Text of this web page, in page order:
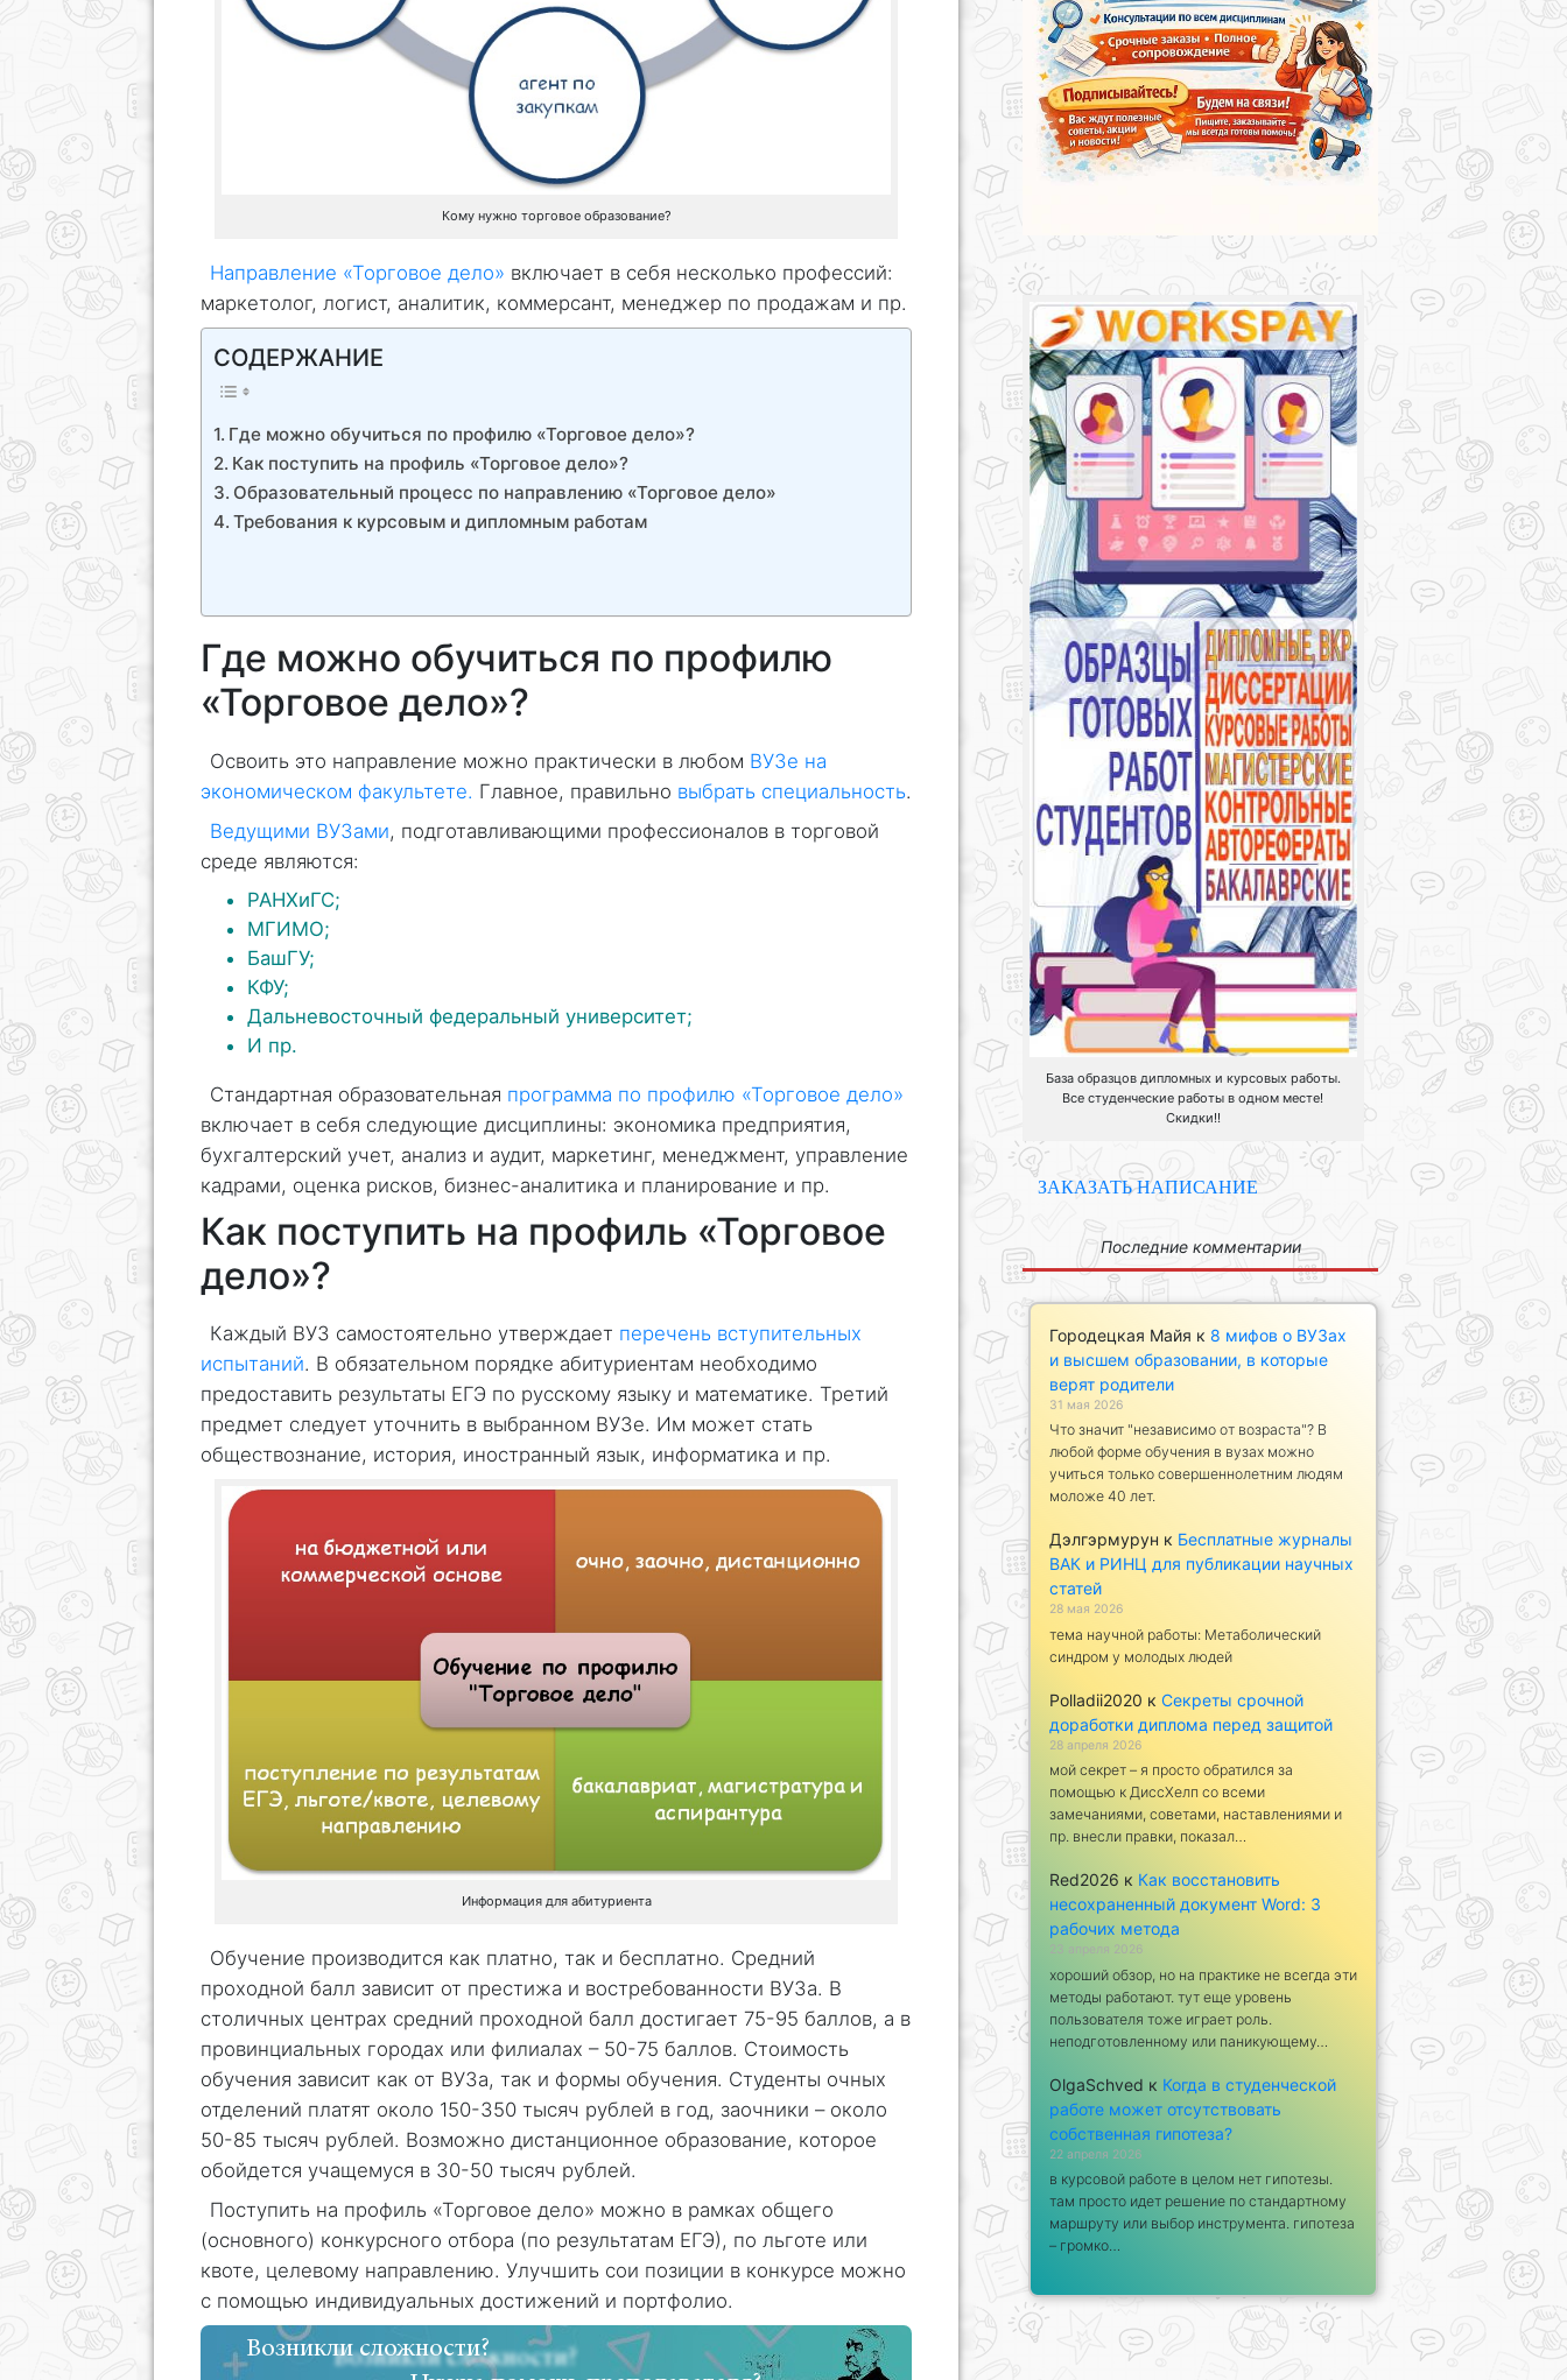
Кому нужно торговое образование?
Направление «Торговое дело» включает в себя несколько профессий:
маркетолог, логист, аналитик, коммерсант, менеджер по продажам и пр.
СОДЕРЖАНИЕ
Где можно обучиться по профилю «Торговое дело»?
Как поступить на профиль «Торговое дело»?
Образовательный процесс по направлению «Торговое дело»
Требования к курсовым и дипломным работам
Где можно обучиться по профилю
«Торговое дело»?
Освоить это направление можно практически в любом ВУЗе на
экономическом факультете. Главное, правильно выбрать специальность.
Ведущими ВУЗами, подготавливающими профессионалов в торговой
среде являются:
РАНХиГС;
МГИМО;
БашГУ;
КФУ;
Дальневосточный федеральный университет;
И пр.
Стандартная образовательная программа по профилю «Торговое дело»
включает в себя следующие дисциплины: экономика предприятия,
бухгалтерский учет, анализ и аудит, маркетинг, менеджмент, управление
кадрами, оценка рисков, бизнес-аналитика и планирование и пр.
Как поступить на профиль «Торговое
дело»?
Каждый ВУЗ самостоятельно утверждает перечень вступительных
испытаний. В обязательном порядке абитуриентам необходимо
предоставить результаты ЕГЭ по русскому языку и математике. Третий
предмет следует уточнить в выбранном ВУЗе. Им может стать
обществознание, история, иностранный язык, информатика и пр.
Информация для абитуриента
Обучение производится как платно, так и бесплатно. Средний
проходной балл зависит от престижа и востребованности ВУЗа. В
столичных центрах средний проходной балл достигает 75-95 баллов, а в
провинциальных городах или филиалах – 50-75 баллов. Стоимость
обучения зависит как от ВУЗа, так и формы обучения. Студенты очных
отделений платят около 150-350 тысяч рублей в год, заочники – около
50-85 тысяч рублей. Возможно дистанционное образование, которое
обойдется учащемуся в 30-50 тысяч рублей.
Поступить на профиль «Торговое дело» можно в рамках общего
(основного) конкурсного отбора (по результатам ЕГЭ), по льготе или
квоте, целевому направлению. Улучшить сои позиции в конкурсе можно
с помощью индивидуальных достижений и портфолио.
Возникли сложности?
База образцов дипломных и курсовых работы.
Все студенческие работы в одном месте!
Скидки!!
ЗАКАЗАТЬ НАПИСАНИЕ
Последние комментарии
Городецкая Майя к 8 мифов о ВУЗах
и высшем образовании, в которые
верят родители
31 мая 2026
Что значит "независимо от возраста"? В
любой форме обучения в вузах можно
учиться только совершеннолетним людям
моложе 40 лет.
Дэлгэрмурун к Бесплатные журналы
ВАК и РИНЦ для публикации научных
статей
28 мая 2026
тема научной работы: Метаболический
синдром у молодых людей
Polladii2020 к Секреты срочной
доработки диплома перед защитой
28 апреля 2026
мой секрет – я просто обратился за
помощью к ДиссХелп со всеми
замечаниями, советами, наставлениями и
пр. внесли правки, показал…
Red2026 к Как восстановить
несохраненный документ Word: 3
рабочих метода
23 апреля 2026
хороший обзор, но на практике не всегда эти
методы работают. тут еще уровень
пользователя тоже играет роль.
неподготовленному или паникующему…
OlgaSchved к Когда в студенческой
работе может отсутствовать
собственная гипотеза?
22 апреля 2026
в курсовой работе в целом нет гипотезы.
там просто идет решение по стандартному
маршруту или выбор инструмента. гипотеза
– громко…